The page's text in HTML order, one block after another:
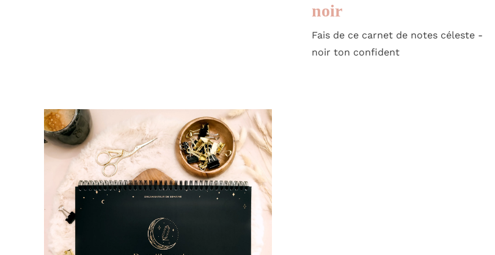
noir
Fais de ce carnet de notes céleste -
noir ton confident